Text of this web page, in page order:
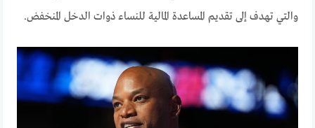
والتي تهدف إلى تقديم المساعدة المالية للنساء ذوات الدخل المنخفض.